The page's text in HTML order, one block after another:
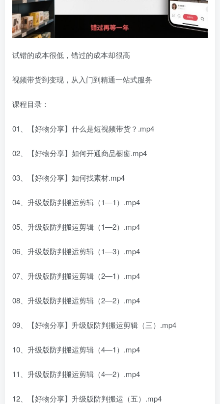
试错的成本很低，错过的成本却很高
视频带货到变现，从入门到精通一站式服务
课程目录：
01、【好物分享】什么是短视频带货？.mp4
02、【好物分享】如何开通商品橱窗.mp4
03、【好物分享】如何找素材.mp4
04、升级版防判搬运剪辑（1—1）.mp4
05、升级版防判搬运剪辑（1—2）.mp4
06、升级版防判搬运剪辑（1—3）.mp4
07、升级版防判搬运剪辑（2—1）.mp4
08、升级版防判搬运剪辑（2—2）.mp4
09、【好物分享】升级版防判搬运剪辑（三）.mp4
10、升级版防判搬运剪辑（4—1）.mp4
11、升级版防判搬运剪辑（4—2）.mp4
12、【好物分享】升级版防判搬运（五）.mp4